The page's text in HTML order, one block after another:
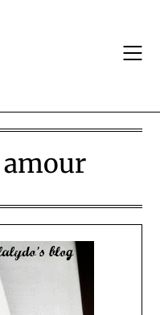
amour